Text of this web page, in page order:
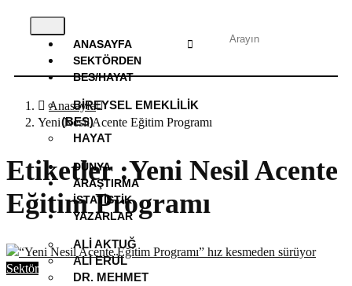
ANASAYFA
SEKTÖRDEN
BES/HAYAT
BIREYSEL EMEKLILIK
(BES)
HAYAT
DÜNYA
ARAŞTIRMA
İSTATISTIK
YAZARLAR
ALI AKTUĞ
ALI ERÜL
DR. MEHMET
Anasayfa
Yeni Nesil Acente Eğitim Programı
Etiketler :Yeni Nesil Acente
Eğitim Programı
Sektör